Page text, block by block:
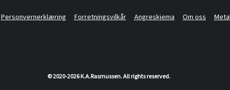
Personvernerklæring Forretningsvilkår Angreskjema Om oss
© 2020-2026 K.A.Rasmussen. All rights reserved.